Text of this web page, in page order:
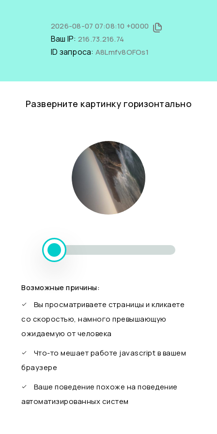
2026-08-07 07:08:10 +0000
Ваш IP: 216.73.216.74
ID запроса: A8Lmfv8OFOs1
Разверните картинку горизонтально
Возможные причины:
Вы просматриваете страницы и кликаете
со скоростью, намного превышающую
ожидаемую от человека
Что-то мешает работе javascript в вашем
браузере
Ваше поведение похоже на поведение
автоматизированных систем